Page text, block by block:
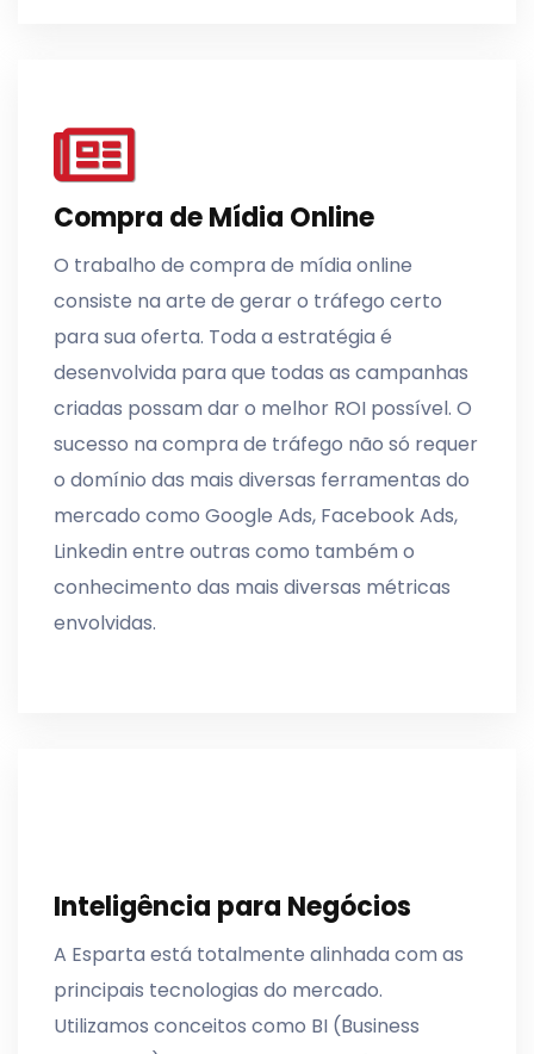
Compra de Mídia Online
O trabalho de compra de mídia online
consiste na arte de gerar o tráfego certo
para sua oferta. Toda a estratégia é
desenvolvida para que todas as campanhas
criadas possam dar o melhor ROI possível. O
sucesso na compra de tráfego não só requer
o domínio das mais diversas ferramentas do
mercado como Google Ads, Facebook Ads,
Linkedin entre outras como também o
conhecimento das mais diversas métricas
envolvidas.
Inteligência para Negócios
A Esparta está totalmente alinhada com as
principais tecnologias do mercado.
Utilizamos conceitos como BI (Business